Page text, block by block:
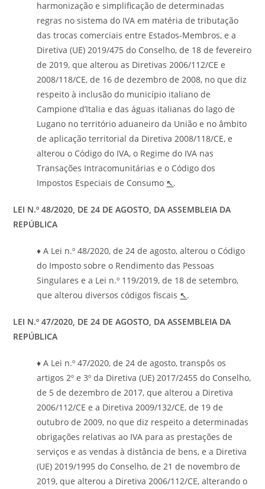
harmonização e simplificação de determinadas
regras no sistema do IVA em matéria de tributação
das trocas comerciais entre Estados-Membros, e a
Diretiva (UE) 2019/475 do Conselho, de 18 de fevereiro
de 2019, que alterou as Diretivas 2006/112/CE e
2008/118/CE, de 16 de dezembro de 2008, no que diz
respeito à inclusão do município italiano de
Campione d’Italia e das águas italianas do lago de
Lugano no território aduaneiro da União e no âmbito
de aplicação territorial da Diretiva 2008/118/CE, e
alterou o Código do IVA, o Regime do IVA nas
Transações Intracomunitárias e o Código dos
Impostos Especiais de Consumo ↖.
LEI N.º 48/2020, DE 24 DE AGOSTO, DA ASSEMBLEIA DA
REPÚBLICA
♦ A Lei n.º 48/2020, de 24 de agosto, alterou o Código
do Imposto sobre o Rendimento das Pessoas
Singulares e a Lei n.º 119/2019, de 18 de setembro,
que alterou diversos códigos fiscais ↖.
LEI N.º 47/2020, DE 24 DE AGOSTO, DA ASSEMBLEIA DA
REPÚBLICA
♦ A Lei n.º 47/2020, de 24 de agosto, transpôs os
artigos 2º e 3º da Diretiva (UE) 2017/2455 do Conselho,
de 5 de dezembro de 2017, que alterou a Diretiva
2006/112/CE e a Diretiva 2009/132/CE, de 19 de
outubro de 2009, no que diz respeito a determinadas
obrigações relativas ao IVA para as prestações de
serviços e as vendas à distância de bens, e a Diretiva
(UE) 2019/1995 do Conselho, de 21 de novembro de
2019, que alterou a Diretiva 2006/112/CE, alterando o